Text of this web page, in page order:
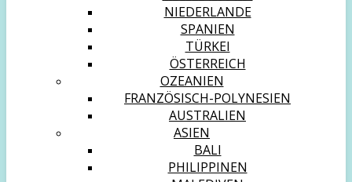
NIEDERLANDE
SPANIEN
TÜRKEI
ÖSTERREICH
OZEANIEN
FRANZÖSISCH-POLYNESIEN
AUSTRALIEN
ASIEN
BALI
PHILIPPINEN